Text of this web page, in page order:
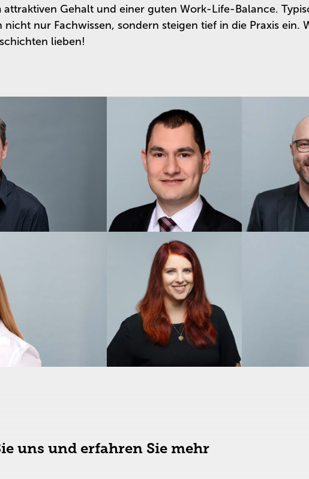
attraktiven Gehalt und einer guten Work-Life-Balance.
nicht nur Fachwissen, sondern steigen tief in die Praxis ein.
lieben!
uns und erfahren Sie mehr